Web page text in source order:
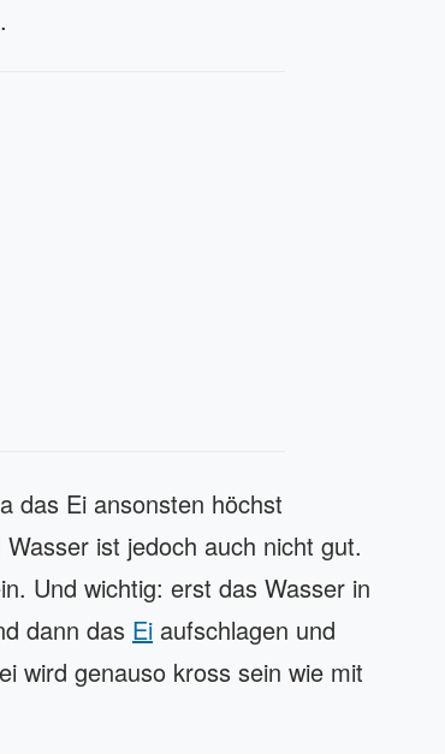
das Ei ansonsten höchst
ist jedoch auch nicht gut.
Und wichtig: erst das Wasser in
dann das Ei aufschlagen und
wird genauso kross sein wie mit